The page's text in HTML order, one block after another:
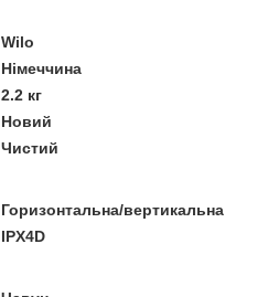
Wilo
Німеччина
2.2 кг
Новий
Чистий
Горизонтальна/вертикальна
IPX4D